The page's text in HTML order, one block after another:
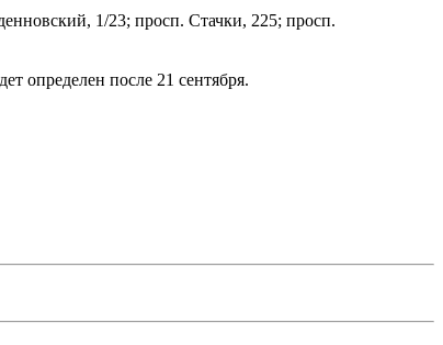
1/23; просп. Стачки, 225; просп.
определен после 21 сентября.